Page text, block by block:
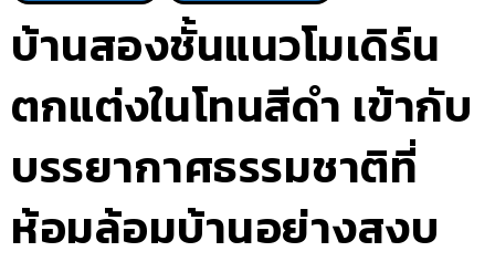
บ้านสองชั้นแนวโมเดิร์น
ตกแต่งในโทนสีดำ เข้ากับ
บรรยากาศธรรมชาติที่
ห้อมล้อมบ้านอย่างสงบ